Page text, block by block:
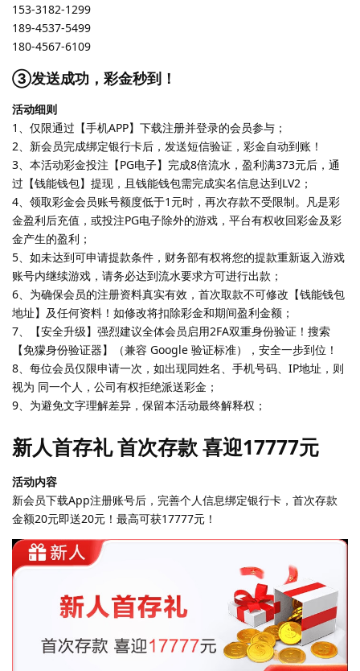
153-3182-1299
189-4537-5499
180-4567-6109
③发送成功，彩金秒到！
活动细则
1、仅限通过【手机APP】下载注册并登录的会员参与；
2、新会员完成绑定银行卡后，发送短信验证，彩金自动到账！
3、本活动彩金投注【PG电子】完成8倍流水，盈利满373元后，通
过【钱能钱包】提现，且钱能钱包需完成实名信息达到LV2；
4、领取彩金会员账号额度低于1元时，再次存款不受限制。凡是彩
金盈利后充值，或投注PG电子除外的游戏，平台有权收回彩金及彩
金产生的盈利；
5、如未达到可申请提款条件，财务部有权将您的提款重新返入游戏
账号内继续游戏，请务必达到流水要求方可进行出款；
6、为确保会员的注册资料真实有效，首次取款不可修改【钱能钱包
地址】及任何资料！如修改将扣除彩金和期间盈利金额；
7、【安全升级】强烈建议全体会员启用2FA双重身份验证！搜索
【免獴身份验证器】（兼容 Google 验证标准），安全一步到位！
8、每位会员仅限申请一次，如出现同姓名、手机号码、IP地址，则
视为 同一个人，公司有权拒绝派送彩金；
9、为避免文字理解差异，保留本活动最终解释权；
新人首存礼 首次存款 喜迎17777元
活动内容
新会员下载App注册账号后，完善个人信息绑定银行卡，首次存款
金额20元即送20元！最高可获17777元！